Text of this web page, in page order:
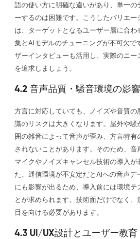
語の使い方に明確な違いがあり、単一の
ーするのは困難です。こうしたバリエー
は、ターゲットとなるユーザー層に合わ
集とAIモデルのチューニングが不可欠で
ザーインタビューも活用し、実際のニー
を追求しましょう。
4.2 音声品質・騒音環境の影響
方言に対応していても、ノイズや音質の
識のリスクは大きくなります。屋外や騒
囲の雑音によって音声が歪み、方言特有
されないことがあります。そのため、音
マイクやノイズキャンセル技術の導入が
た、通信環境が不安定だとAIへの音声デ
にも影響が出るため、導入前には環境テ
とが求められます。技術面だけでなく、
目を向ける必要があります。
4.3 UI/UX設計とユーザー教育